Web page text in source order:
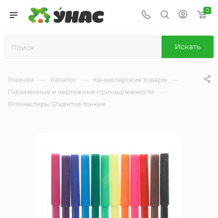
0
Искать
Главная — Каталог — Канцелярские товары —
Письменные и чертёжные принадлежности —
Фломастеры 12 цветов тонкие